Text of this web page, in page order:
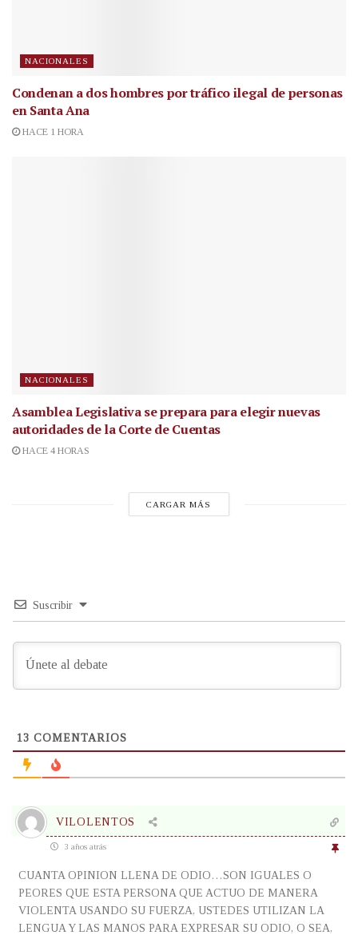
NACIONALES
Condenan a dos hombres por tráfico ilegal de personas
en Santa Ana
HACE 1 HORA
NACIONALES
Asamblea Legislativa se prepara para elegir nuevas
autoridades de la Corte de Cuentas
HACE 4 HORAS
CARGAR MÁS
Suscribir
13 COMENTARIOS
VILOLENTOS
3 años atrás
CUANTA OPINION LLENA DE ODIO…SON IGUALES O
PEORES QUE ESTA PERSONA QUE ACTUO DE MANERA
VIOLENTA USANDO SU FUERZA, USTEDES UTILIZAN LA
LENGUA Y LAS MANOS PARA EXPRESAR SU ODIO, O SEA,